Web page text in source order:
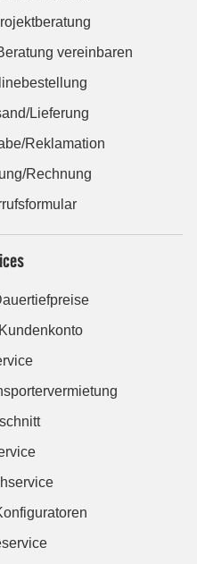
vereinbaren
Lieferung
Reklamation
Rechnung